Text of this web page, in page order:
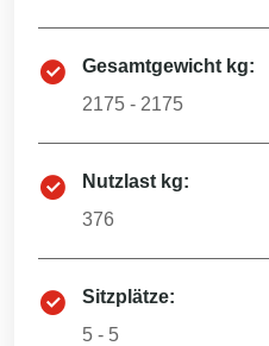
Gesamtgewicht kg:
2175 - 2175
Nutzlast kg:
376
Sitzplätze:
5 - 5